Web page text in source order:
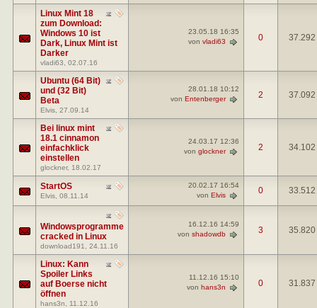
Linux Mint 18
zum Download:
Windows 10 ist
Dark, Linux Mint ist
Darker
vladi63 , 02.07.16
23.05.18 16:35
von vladi63 0 37.292
Ubuntu (64 Bit)
und (32 Bit)
Beta
Elvis , 27.09.14
28.01.18 10:12
von Entenberger 2 37.092
Bei linux mint
18.1 cinnamon
einfachklick
einstellen
glockner, 18.02.17
24.03.17 12:36
von glockner 2 34.102
StartOS
Elvis , 08.11.14
20.02.17 16:54
von Elvis 0 33.512
Windowsprogramme
cracked in Linux
download191 , 24.11.16
16.12.16 14:59
von shadowdb 3 35.820
Linux: Kann
Spoiler Links
auf Boerse nicht
öffnen
hans3n , 11.12.16
11.12.16 15:10
von hans3n 0 31.837